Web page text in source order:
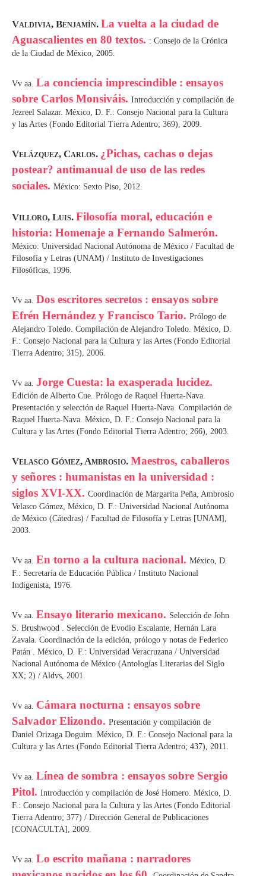
Valdivia, Benjamín. La vuelta a la ciudad de
Aguascalientes en 80 textos. : Consejo de la Crónica
de la Ciudad de México, 2005.
Vv aa. La conciencia imprescindible : ensayos
sobre Carlos Monsiváis. Introducción y compilación de
Jezreel Salazar. México, D. F.: Consejo Nacional para la Cultura
y las Artes (Fondo Editorial Tierra Adentro; 369), 2009.
Velázquez, Carlos. ¿Pichas, cachas o dejas
postear? antimanual de uso de las redes
sociales. México: Sexto Piso, 2012.
Villoro, Luis. Filosofía moral, educación e
historia: Homenaje a Fernando Salmerón.
México: Universidad Nacional Autónoma de México / Facultad de
Filosofía y Letras (UNAM) / Instituto de Investigaciones
Filosóficas, 1996.
Vv aa. Dos escritores secretos : ensayos sobre
Efrén Hernández y Francisco Tario. Prólogo de
Alejandro Toledo. Compilación de Alejandro Toledo. México, D.
F.: Consejo Nacional para la Cultura y las Artes (Fondo Editorial
Tierra Adentro; 315), 2006.
Vv aa. Jorge Cuesta: la exasperada lucidez.
Edición de Alberto Cue. Prólogo de Raquel Huerta-Nava.
Presentación y selección de Raquel Huerta-Nava. Compilación de
Raquel Huerta-Nava. México, D. F.: Consejo Nacional para la
Cultura y las Artes (Fondo Editorial Tierra Adentro; 266), 2003.
Velasco Gómez, Ambrosio. Maestros, caballeros
y señores : humanistas en la universidad :
siglos XVI-XX. Coordinación de Margarita Peña, Ambrosio
Velasco Gómez, México, D. F.: Universidad Nacional Autónoma
de México (Cátedras) / Facultad de Filosofía y Letras [UNAM],
2003.
Vv aa. En torno a la cultura nacional. México, D.
F.: Secretaría de Educación Pública / Instituto Nacional
Indigenista, 1976.
Vv aa. Ensayo literario mexicano. Selección de John
S. Brushwood . Selección de Evodio Escalante, Hernán Lara
Zavala. Coordinación de la edición, prólogo y notas de Federico
Patán . México, D. F.: Universidad Veracruzana / Universidad
Nacional Autónoma de México (Antologías Literarias del Siglo
XX; 2) / Aldvs, 2001.
Vv aa. Cámara nocturna : ensayos sobre
Salvador Elizondo. Presentación y compilación de
Daniel Orizaga Doguim. México, D. F.: Consejo Nacional para la
Cultura y las Artes (Fondo Editorial Tierra Adentro; 437), 2011.
Vv aa. Línea de sombra : ensayos sobre Sergio
Pitol. Introducción y compilación de José Homero. México, D.
F.: Consejo Nacional para la Cultura y las Artes (Fondo Editorial
Tierra Adentro; 377) / Dirección General de Publicaciones
[CONACULTA], 2009.
Vv aa. Lo escrito mañana : narradores